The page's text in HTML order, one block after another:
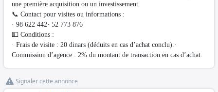
une première acquisition ou un investissement.
📞 Contact pour visites ou informations :
· 98 622 442· 52 773 876
💵 Conditions :
· Frais de visite : 20 dinars (déduits en cas d’achat conclu).·
Commission d’agence : 2% du montant de transaction en cas d’achat.
Signaler cette annonce